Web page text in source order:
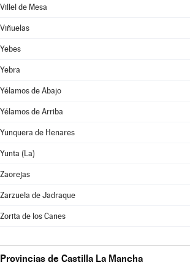
Villel de Mesa
Viñuelas
Yebes
Yebra
Yélamos de Abajo
Yélamos de Arriba
Yunquera de Henares
Yunta (La)
Zaorejas
Zarzuela de Jadraque
Zorita de los Canes
Provincias de Castilla La Mancha